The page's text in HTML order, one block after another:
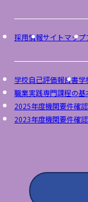
採用情報サイトマップ
学校自己評価報告書学
職業実践専門課程の基
2025年度機関要件確
2023年度機関要件確